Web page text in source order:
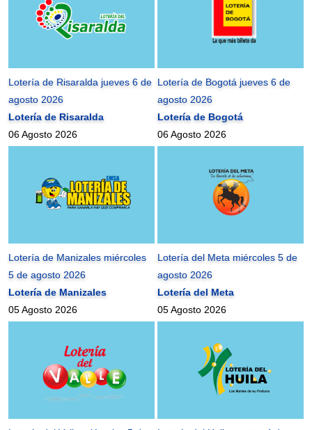
Lotería de Risaralda jueves 6 de
agosto 2026
Lotería de Risaralda
06 Agosto 2026
Lotería de Bogotá jueves 6 de
agosto 2026
Lotería de Bogotá
06 Agosto 2026
Lotería de Manizales miércoles
5 de agosto 2026
Lotería de Manizales
05 Agosto 2026
Lotería del Meta miércoles 5 de
agosto 2026
Lotería del Meta
05 Agosto 2026